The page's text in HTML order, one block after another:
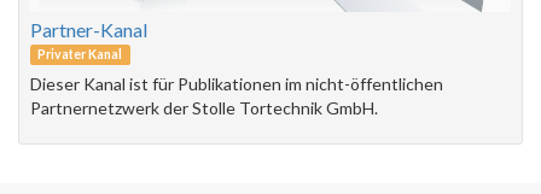
Partner-Kanal
Privater Kanal
Dieser Kanal ist für Publikationen im nicht-öffentlichen
Partnernetzwerk der Stolle Tortechnik GmbH.